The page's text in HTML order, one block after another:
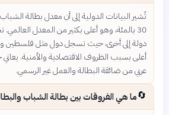
30 بالمئة، وهو أعلى بكثير من المعدل
دولة إلى أخرى، حيث تسجل دول مثل فلسطين
عربي من ضائقة البطالة والعمل غير الرسمي.
🔄ما هي الفروقات بين بطالة الشباب